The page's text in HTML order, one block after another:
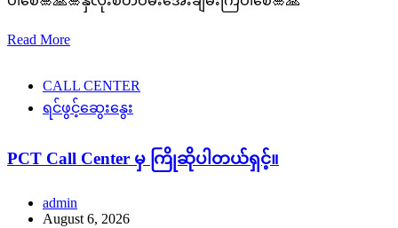
Read More
CALL CENTER
ရင်ဖွင့်ဆွေးနွေး
PCT Call Center မှ ကြိုဆိုပါတယ်ရှင့်။
admin
August 6, 2026